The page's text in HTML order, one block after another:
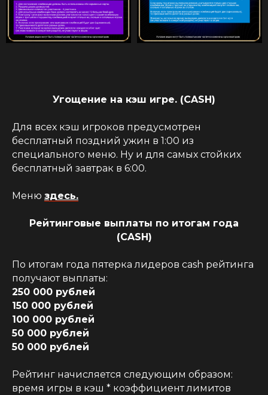
Угощение на кэш игре. (CASH)
Для всех кэш игроков предусмотрен
бесплатный поздний ужин в 1:00 из
специального меню. Ну и для самых стойких
бесплатный завтрак в 6:00.
Меню здесь.
Рейтинговые выплаты по итогам года
(CASH)
По итогам года пятерка лидеров cash рейтинга
получают выплаты:
250 000 рублей
150 000 рублей
100 000 рублей
50 000 рублей
50 000 рублей
Рейтинг начисляется следующим образом:
время игры в кэш * коэффициент лимитов